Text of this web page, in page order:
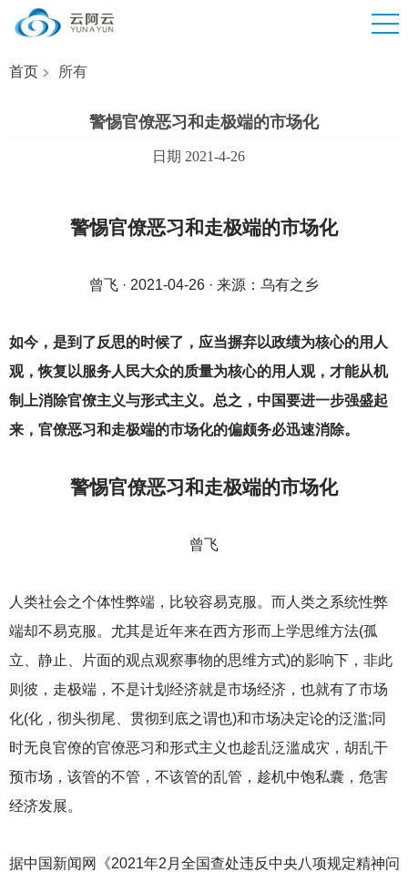
首页 所有
警惕官僚恶习和走极端的市场化
日期 2021-4-26
警惕官僚恶习和走极端的市场化
曾飞 · 2021-04-26 · 来源：乌有之乡
如今，是到了反思的时候了，应当摒弃以政绩为核心的用人
观，恢复以服务人民大众的质量为核心的用人观，才能从机
制上消除官僚主义与形式主义。总之，中国要进一步强盛起
来，官僚恶习和走极端的市场化的偏颇务必迅速消除。
警惕官僚恶习和走极端的市场化
曾飞
人类社会之个体性弊端，比较容易克服。而人类之系统性弊
端却不易克服。尤其是近年来在西方形而上学思维方法(孤
立、静止、片面的观点观察事物的思维方式)的影响下，非此
则彼，走极端，不是计划经济就是市场经济，也就有了市场
化(化，彻头彻尾、贯彻到底之谓也)和市场决定论的泛滥;同
时无良官僚的官僚恶习和形式主义也趁乱泛滥成灾，胡乱干
预市场，该管的不管，不该管的乱管，趁机中饱私囊，危害
经济发展。
据中国新闻网《2021年2月全国查处违反中央八项规定精神问